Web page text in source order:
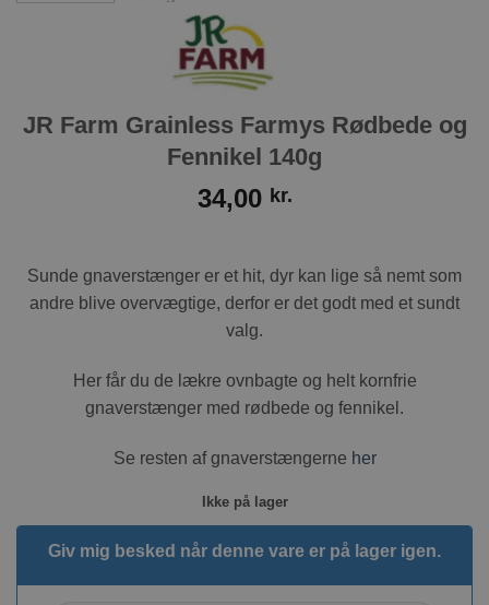
JR Farm Grainless Farmys Rødbede og
Fennikel 140g
34,00 kr.
Sunde gnaverstænger er et hit, dyr kan lige så nemt som
andre blive overvægtige, derfor er det godt med et sundt
valg.
Her får du de lækre ovnbagte og helt kornfrie
gnaverstænger med rødbede og fennikel.
Se resten af gnaverstængerne her
Ikke på lager
Giv mig besked når denne vare er på lager igen.